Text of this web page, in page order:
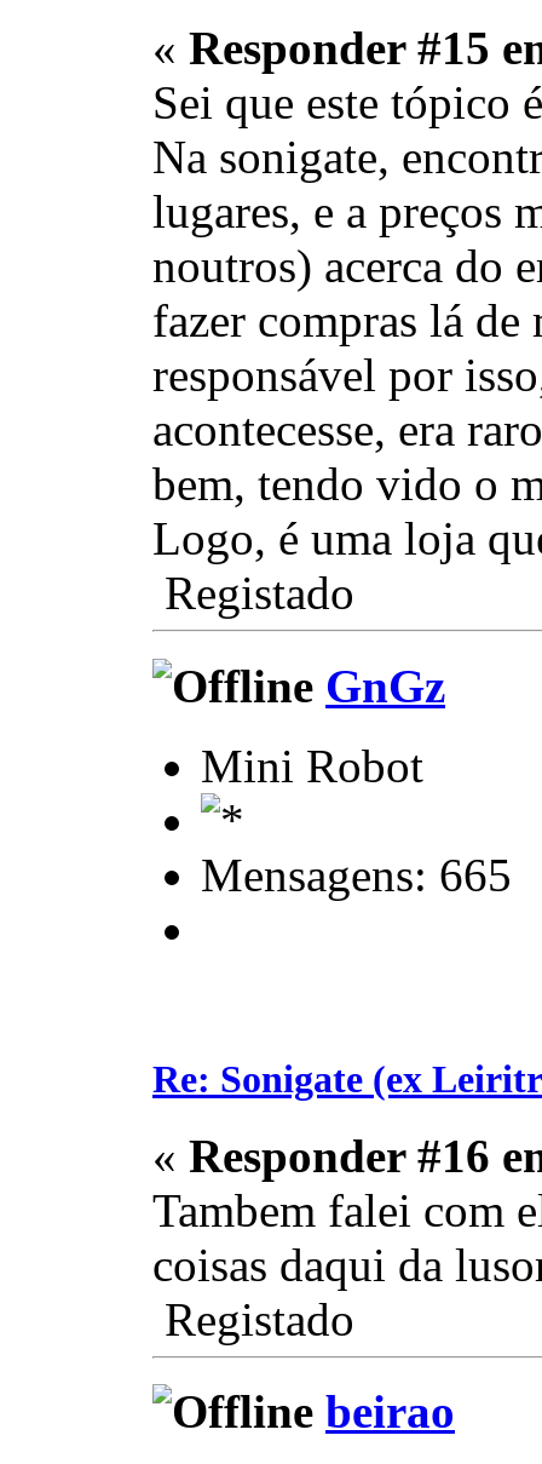
« Responder #15
Sei que este tópico
Na sonigate,
lugares, e a preços
noutros) acerca do
fazer compras lá
responsável por
acontecesse, era
bem, tendo vido o
Logo, é uma loja
Registado
GnGz
Mini Robot
Mensagens: 665
Re: Sonigate (ex
« Responder #16
Tambem falei com
coisas daqui da
Registado
beirao